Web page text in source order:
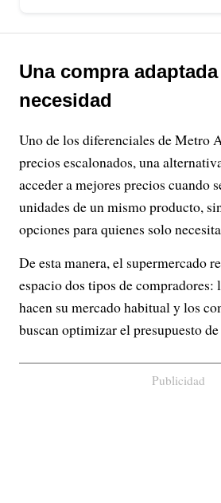
Una compra
necesidad
Uno de los diferenciales de Metro
precios escalonados, una
acceder a mejores precios cuando
unidades de un mismo producto,
opciones para quienes solo
De esta manera, el supermercado
espacio dos tipos de compradores:
hacen su mercado habitual y los
buscan optimizar el presupuesto
Publicidad